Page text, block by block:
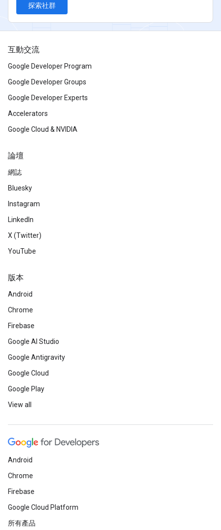
探索社群
互動交流
Google Developer Program
Google Developer Groups
Google Developer Experts
Accelerators
Google Cloud & NVIDIA
論壇
網誌
Bluesky
Instagram
LinkedIn
X (Twitter)
YouTube
版本
Android
Chrome
Firebase
Google AI Studio
Google Antigravity
Google Cloud
Google Play
View all
Android
Chrome
Firebase
Google Cloud Platform
所有產品